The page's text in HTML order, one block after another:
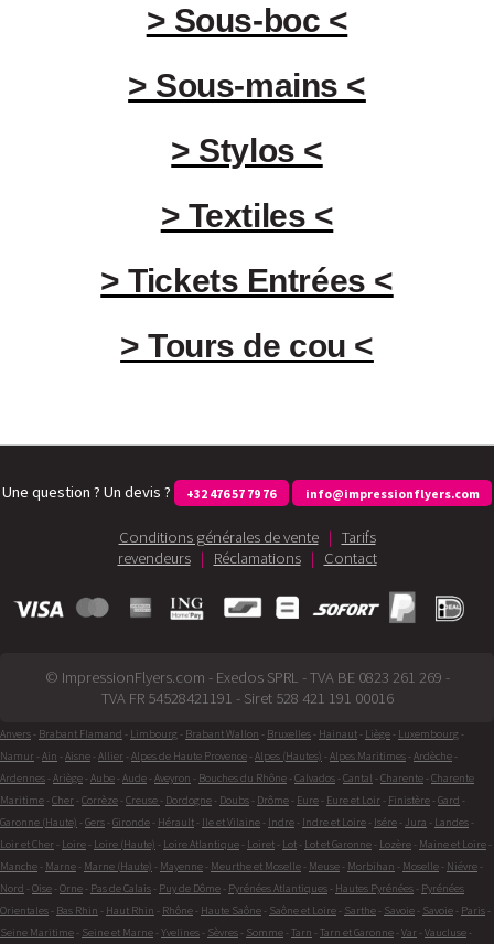
> Sous-boc <
> Sous-mains <
> Stylos <
> Textiles <
> Tickets Entrées <
> Tours de cou <
Une question ? Un devis ? +32 476 57 79 76 info@impressionflyers.com
Conditions générales de vente | Tarifs
revendeurs | Réclamations | Contact
© ImpressionFlyers.com - Exedos SPRL - TVA BE 0823 261 269 -
TVA FR 54528421191 - Siret 528 421 191 00016
Anvers - Brabant Flamand - Limbourg - Brabant Wallon - Bruxelles - Hainaut - Liège - Luxembourg -
Namur - Ain - Aisne - Allier - Alpes de Haute Provence - Alpes (Hautes) - Alpes Maritimes - Ardèche -
Ardennes - Ariège - Aube - Aude - Aveyron - Bouches du Rhône - Calvados - Cantal - Charente - Charente
Maritime - Cher - Corrèze - Creuse - Dordogne - Doubs - Drôme - Eure - Eure et Loir - Finistère - Gard -
Garonne (Haute) - Gers - Gironde - Hérault - Ile et Vilaine - Indre - Indre et Loire - Isére - Jura - Landes -
Loir et Cher - Loire - Loire (Haute) - Loire Atlantique - Loiret - Lot - Lot et Garonne - Lozère - Maine et Loire -
Manche - Marne - Marne (Haute) - Mayenne - Meurthe et Moselle - Meuse - Morbihan - Moselle - Niévre -
Nord - Oise - Orne - Pas de Calais - Puy de Dôme - Pyrénées Atlantiques - Hautes Pyrénées - Pyrénées
Orientales - Bas Rhin - Haut Rhin - Rhône - Haute Saône - Saône et Loire - Sarthe - Savoie - Savoie - Paris -
Seine Maritime - Seine et Marne - Yvelines - Sèvres - Somme - Tarn - Tarn et Garonne - Var - Vaucluse -